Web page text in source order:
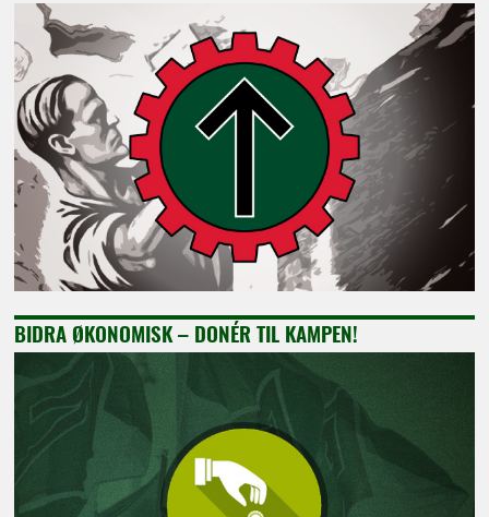
BIDRA ØKONOMISK – DONÉR TIL KAMPEN!